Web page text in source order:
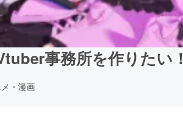
事務所を作りたい！
・漫画